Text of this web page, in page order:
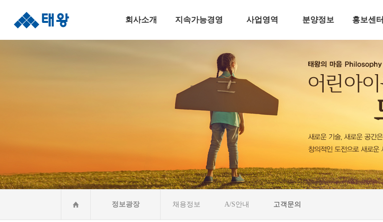
회사소개 지속가능경영
지속가능경영
안전보건경영
윤리준법경영
사회공헌활동CSR
사업영역
건축사업
산업&환경설비사업
해외건설사업
분양정보
입주안내
홍보센터
CI
정보광장 채용정보 A/S안내 고객문의